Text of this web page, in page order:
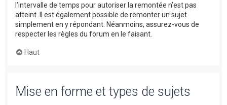
l’intervalle de temps pour autoriser la remontée n’est pas
atteint. Il est également possible de remonter un sujet
simplement en y répondant. Néanmoins, assurez-vous de
respecter les règles du forum en le faisant.
Haut
Mise en forme et types de sujets